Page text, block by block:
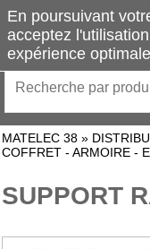
MATELEC 38 »
COFFRET - ARMOIRE -
SUPPORT
En poursuivant
acceptez
expérience